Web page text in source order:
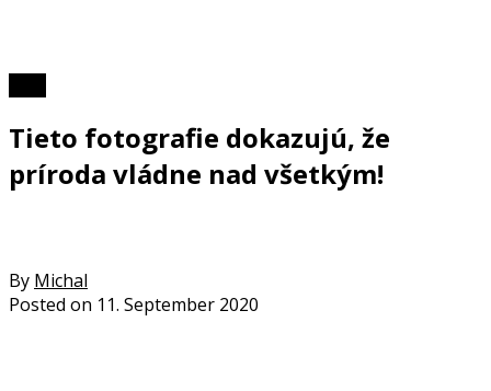
Tieto fotografie dokazujú, že
príroda vládne nad všetkým!
By Michal
Posted on 11. September 2020